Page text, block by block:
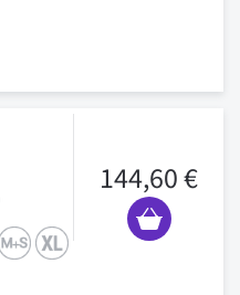
144,60 €